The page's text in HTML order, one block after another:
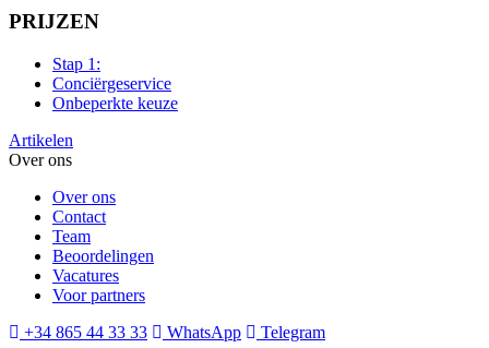
PRIJZEN
Stap 1:
Conciërgeservice
Onbeperkte keuze
Artikelen
Over ons
Over ons
Contact
Team
Beoordelingen
Vacatures
Voor partners
+34 865 44 33 33
WhatsApp Telegram